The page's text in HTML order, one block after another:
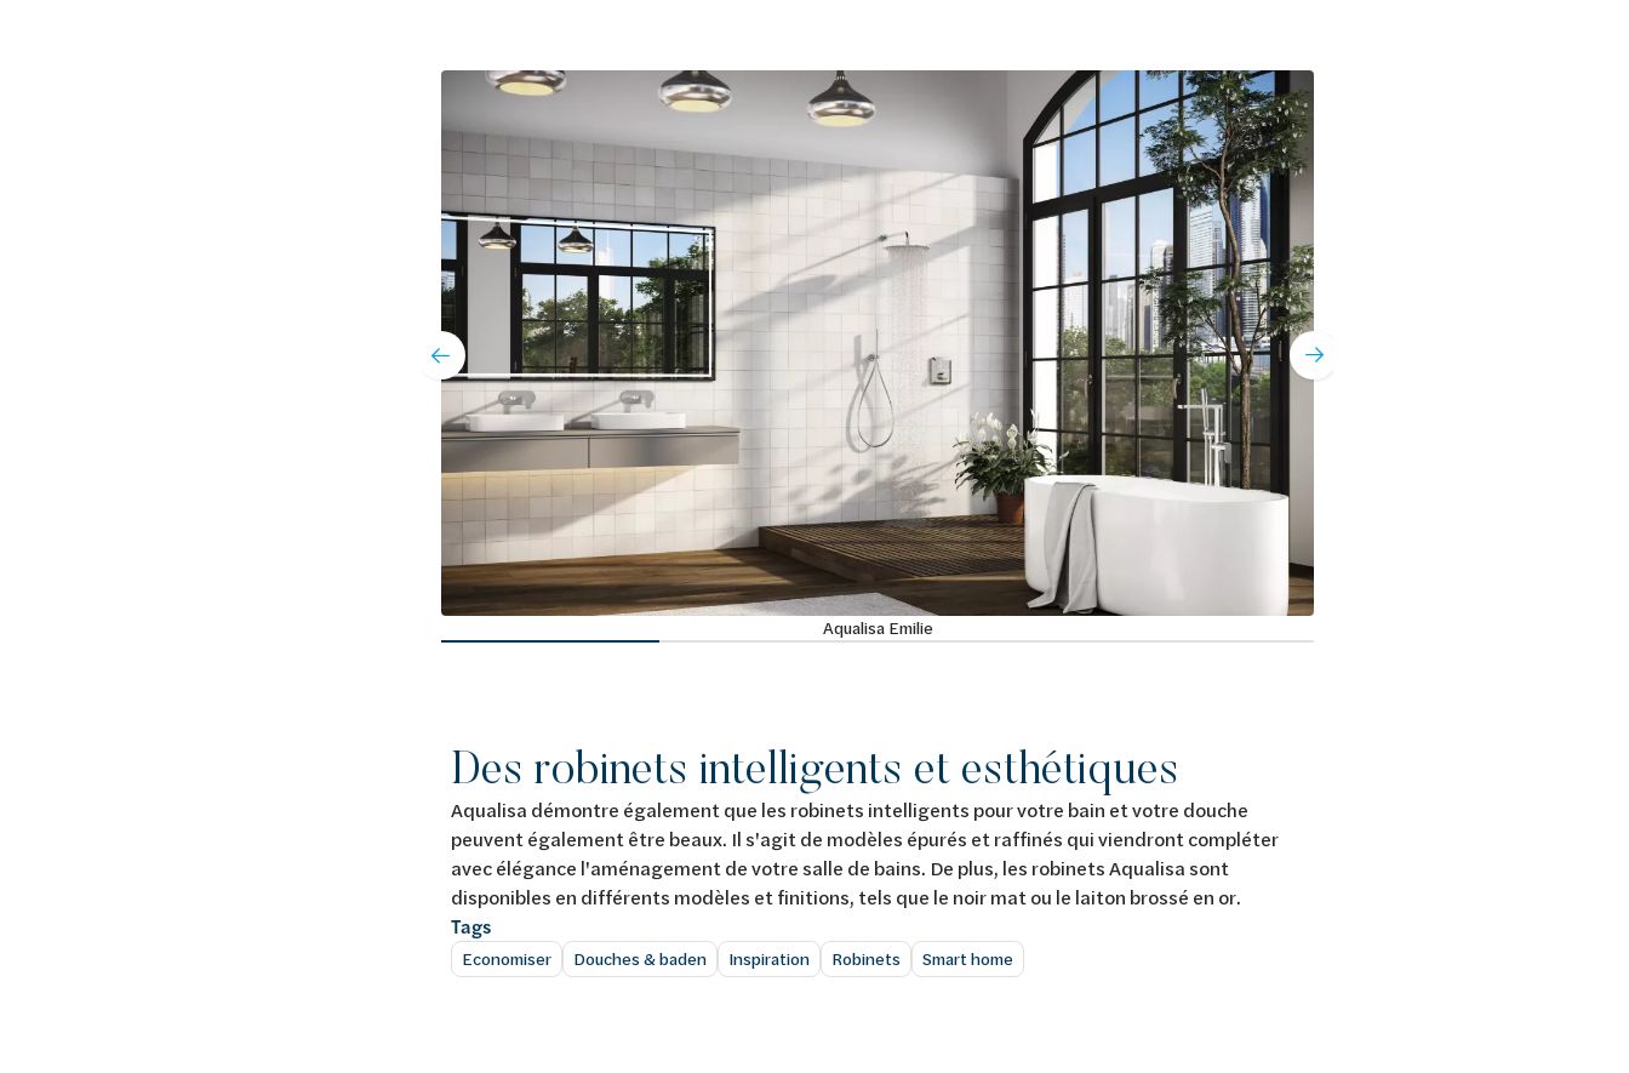
Aqualisa Emilie
Des robinets intelligents et esthétiques
Aqualisa démontre également que les robinets intelligents pour votre bain et votre douche
peuvent également être beaux. Il s'agit de modèles épurés et raffinés qui viendront compléter
avec élégance l'aménagement de votre salle de bains. De plus, les robinets Aqualisa sont
disponibles en différents modèles et finitions, tels que le noir mat ou le laiton brossé en or.
Tags
Economiser Douches & baden Inspiration Robinets Smart home